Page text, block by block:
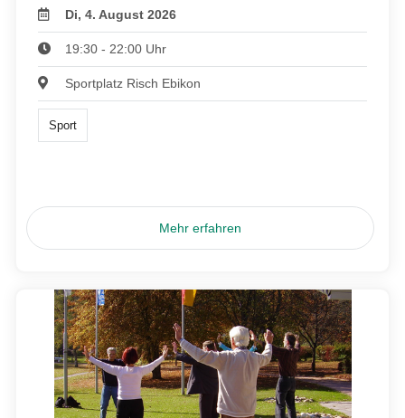
Di, 4. August 2026
19:30 - 22:00 Uhr
Sportplatz Risch Ebikon
Sport
Mehr erfahren